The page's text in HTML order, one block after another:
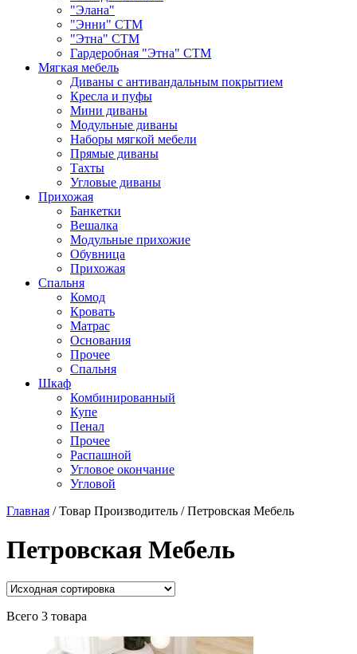
"Элана"
"Энни" СТМ
"Этна" СТМ
Гардеробная "Этна" СТМ
Мягкая мебель
Диваны с антивандальным покрытием
Кресла и пуфы
Мини диваны
Модульные диваны
Наборы мягкой мебели
Прямые диваны
Тахты
Угловые диваны
Прихожая
Банкетки
Вешалка
Модульные прихожие
Обувница
Прихожая
Спальня
Комод
Кровать
Матраc
Основания
Прочее
Спальня
Шкаф
Комбинированный
Купе
Пенал
Прочее
Распашной
Угловое окончание
Угловой
Главная /Товар Производитель /Петровская Мебель
Петровская Мебель
Всего 3 товара